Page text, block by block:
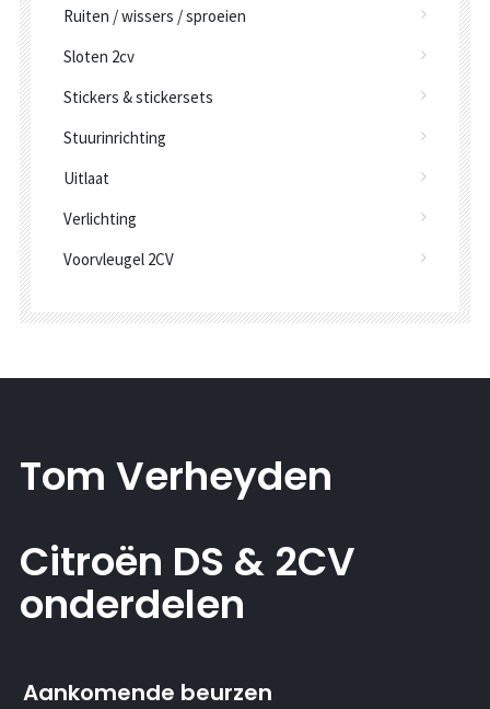
Ruiten / wissers / sproeien
Sloten 2cv
Stickers & stickersets
Stuurinrichting
Uitlaat
Verlichting
Voorvleugel 2CV
Tom Verheyden
Citroën DS & 2CV
onderdelen
Aankomende beurzen